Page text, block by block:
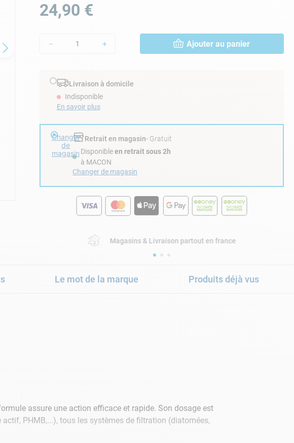
24,90 €
＋
－ Ajouter au panier
Livraison à domicile
Indisponible
En savoir plus
Changer
de
magasin
Retrait en magasin- Gratuit
Disponibleen retrait sous 2h
à MACON
Changer de magasin
Magasins & Livraison partout en france
Le mot de la marque Produits déjà vus
assure une action efficace et rapide. Son dosage est
PHMB,...), tous les systèmes de filtration (diatomées,